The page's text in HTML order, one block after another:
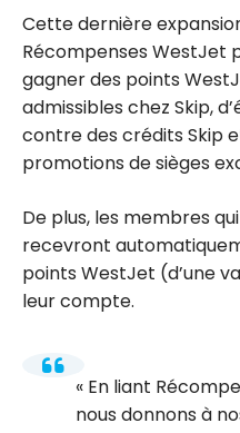
Cette dernière
Récompenses WestJet
gagner des points
admissibles chez Skip,
contre des crédits Skip
promotions de sièges
De plus, les membres
recevront
points WestJet (d’une
leur compte.
En liant
nous donnons à